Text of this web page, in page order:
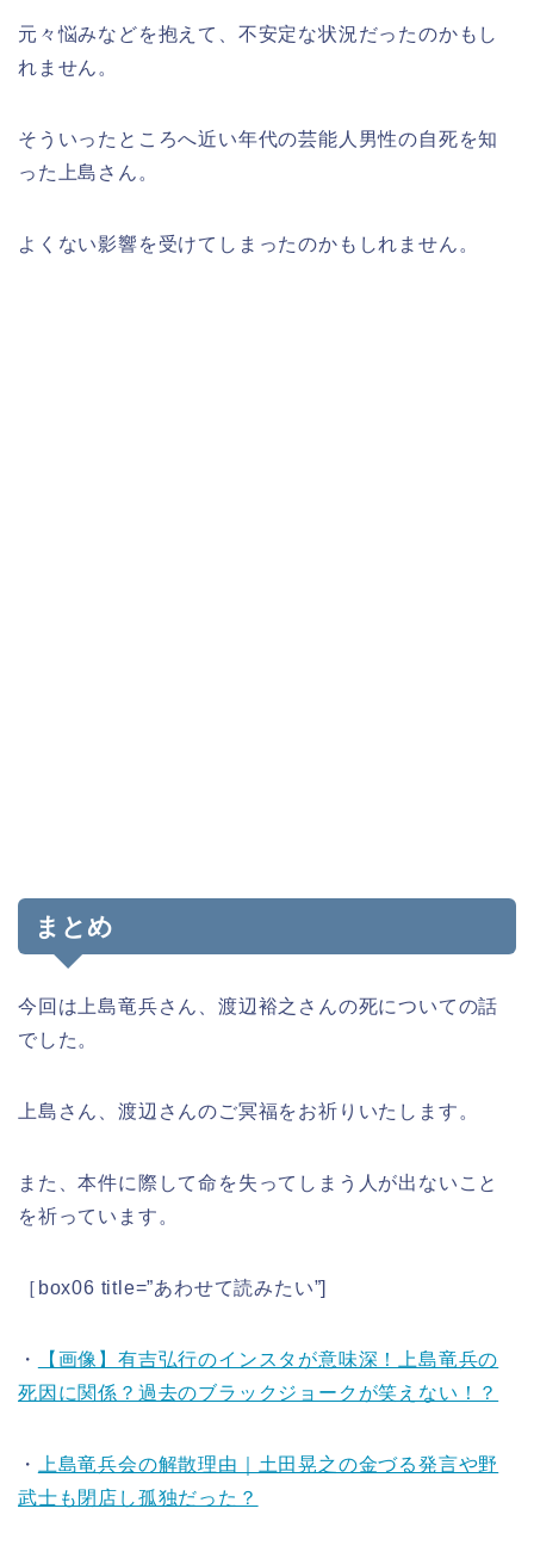
元々悩みなどを抱えて、不安定な状況だったのかもし
れません。
そういったところへ近い年代の芸能人男性の自死を知
った上島さん。
よくない影響を受けてしまったのかもしれません。
まとめ
今回は上島竜兵さん、渡辺裕之さんの死についての話
でした。
上島さん、渡辺さんのご冥福をお祈りいたします。
また、本件に際して命を失ってしまう人が出ないこと
を祈っています。
［box06 title=”あわせて読みたい”]
・
【画像】有吉弘行のインスタが意味深！上島竜兵の
死因に関係？過去のブラックジョークが笑えない！？
・
上島竜兵会の解散理由｜土田晃之の金づる発言や野
武士も閉店し孤独だった？